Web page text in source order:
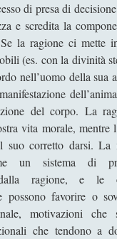
dell’esperienza: il
sue categorie
ragione secondo Kant
5894:4'] = '
Per la pace perpetua
Kant
perpetua: articoli
perpetua: articoli
della pace perpetua:
la prospettiva
di presa di
e scredita la
la ragione ci mette
(es. con la divinità
nell’uomo della sua
del corpo. La
vita morale, mentre
suo corretto darsi. La
un sistema di
dalla ragione, e le
possono favorire o
motivazioni
che tendono a